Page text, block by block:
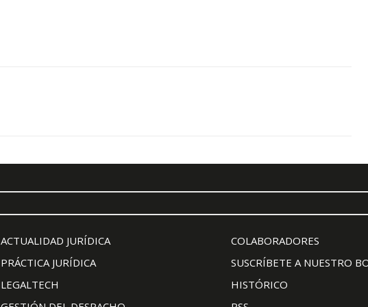
ACTUALIDAD JURÍDICA
PRÁCTICA JURÍDICA
LEGALTECH
COLABORADORES
SUSCRÍBETE A NUESTRO
HISTÓRICO